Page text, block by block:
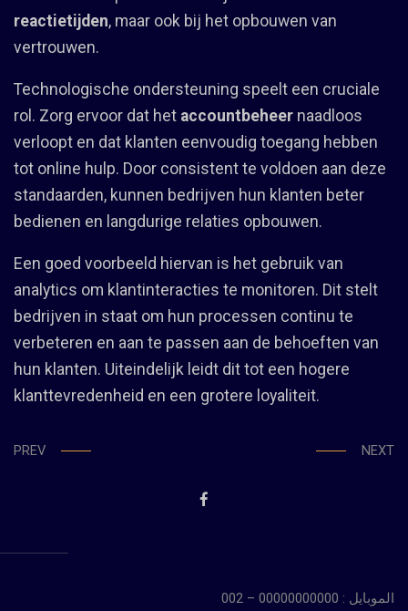
reactietijden, maar ook bij het opbouwen van
vertrouwen.
Technologische ondersteuning speelt een cruciale
rol. Zorg ervoor dat het accountbeheer naadloos
verloopt en dat klanten eenvoudig toegang hebben
tot online hulp. Door consistent te voldoen aan deze
standaarden, kunnen bedrijven hun klanten beter
bedienen en langdurige relaties opbouwen.
Een goed voorbeeld hiervan is het gebruik van
analytics om klantinteracties te monitoren. Dit stelt
bedrijven in staat om hun processen continu te
verbeteren en aan te passen aan de behoeften van
hun klanten. Uiteindelijk leidt dit tot een hogere
klanttevredenheid en een grotere loyaliteit.
PREV NEXT
الموبايل : 00000000000 – 002